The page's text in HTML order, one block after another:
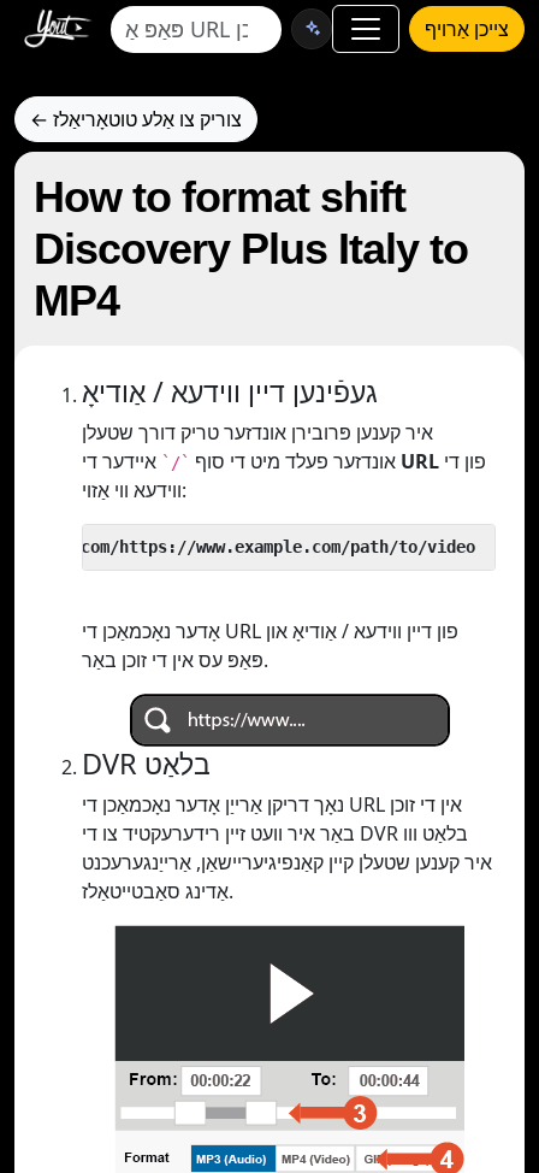
צייכן אַרויף
← צוריק צו אַלע טוטאָריאַלז
How to format shift
Discovery Plus Italy to
MP4
געפֿינען דיין ווידעא / אַודיאָ
איר קענען פּרובירן אונדזער טריק דורך שטעלן
אונדזער פעלד מיט די סוף `/` URL
ווידעא ווי אַזוי:
אָדער נאָכמאַכן די URL פון דיין ווידעא / אַודיאָ און
פּאַפּ עס אין די זוכן באַר.
DVR בלאַט
נאָך דריקן אַרייַן אָדער נאָכמאַכן די URL אין די זוכן
באַר איר וועט זיין רידערעקטיד צו די DVR בלאַט ווו
איר קענען שטעלן קיין קאַנפיגיעריישאַן, אַרייַנגערעכנט
אַדינג סאַבטייטאַלז.